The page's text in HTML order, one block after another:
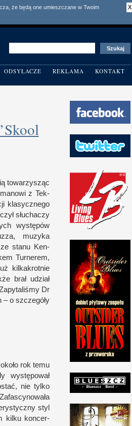
X
że będą one umieszczane w Twoim
ODSYŁACZE REKLAMA KONTAKT
towarzysząc
z Tek­
klasycz­nego
słuchaczy
występów
muzyka
ze stanu Ken­
Tur­nerem,
kil­kakrot­nie
brał udział
Dr
–o szczegóły
rok temu
występował
nie tylko
styl
kilku kon­cer­